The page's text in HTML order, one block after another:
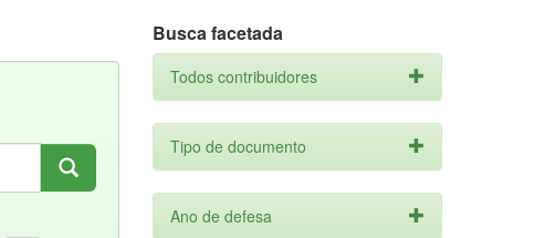
Busca facetada
Todos contribuidores
Tipo de documento
Ano de defesa